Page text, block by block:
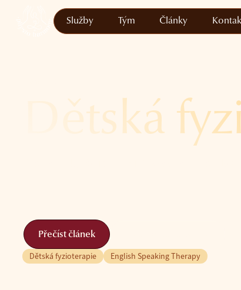
Služby Tým Články
Dětská
Přečíst článek
Přečíst článek Objednejte se k nám
Dětská fyzioterapie English Speaking Therapy